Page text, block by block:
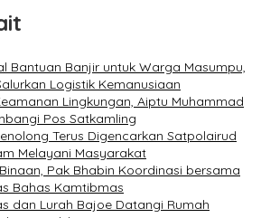
Bantuan Banjir untuk Warga Masumpu,
Logistik Kemanusiaan
Lingkungan, Aiptu Muhammad
Pos Satkamling
Terus Digencarkan Satpolairud
Melayani Masyarakat
Pak Bhabin Koordinasi bersama
Bahas Kamtibmas
dan Lurah Bajoe Datangi Rumah